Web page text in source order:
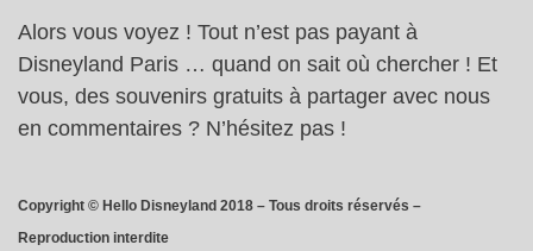
Alors vous voyez ! Tout n’est pas payant à
Disneyland Paris … quand on sait où chercher ! Et
vous, des souvenirs gratuits à partager avec nous
en commentaires ? N’hésitez pas !
Copyright © Hello Disneyland 2018 – Tous droits réservés –
Reproduction interdite